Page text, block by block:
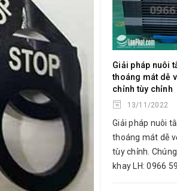
Giải pháp nuôi
thoáng mát dễ
chỉnh tùy chỉnh
13/11/2022
Giải pháp nuôi
thoáng mát dễ
tùy chỉnh.
khay LH: 0966